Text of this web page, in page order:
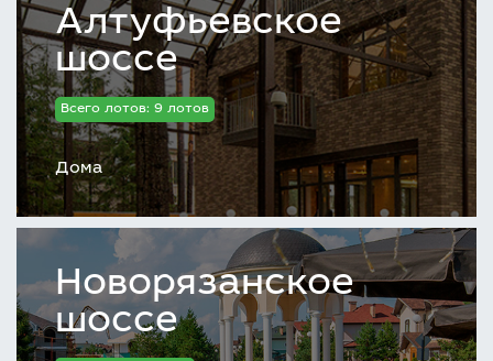
Алтуфьевское
шоссе
Всего лотов: 9 лотов
Дома
Новорязанское
шоссе